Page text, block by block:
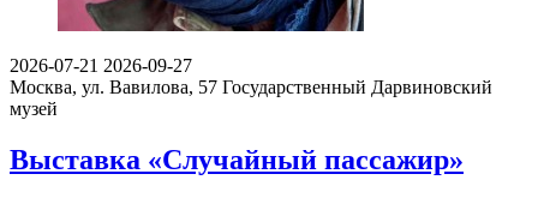
2026-07-21 2026-09-27
Москва, ул. Вавилова, 57 Государственный Дарвиновский
музей
Выставка «Случайный пассажир»